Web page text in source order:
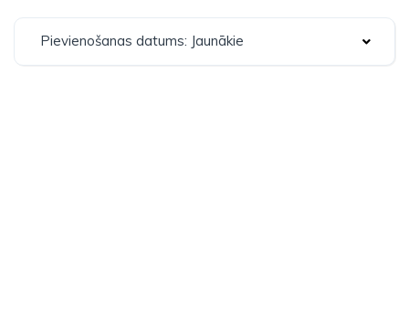
Pievienošanas datums: Jaunākie